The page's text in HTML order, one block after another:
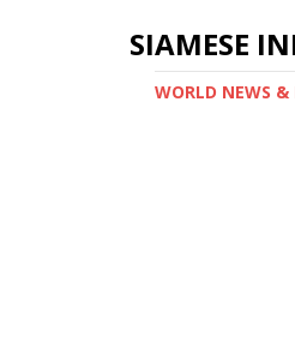
SIAMESE
WORLD NEWS